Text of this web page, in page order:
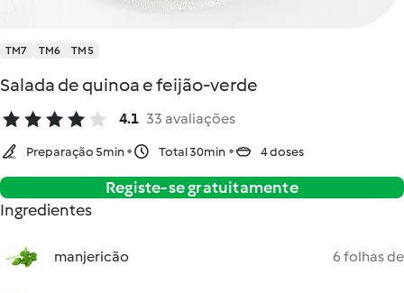
TM7 TM6 TM5
Salada de quinoa e feijão-verde
4.1 33 avaliações
Preparação 5min Total 30min 4 doses
Registe-se gratuitamente
Ingredientes
manjericão 6 folhas de